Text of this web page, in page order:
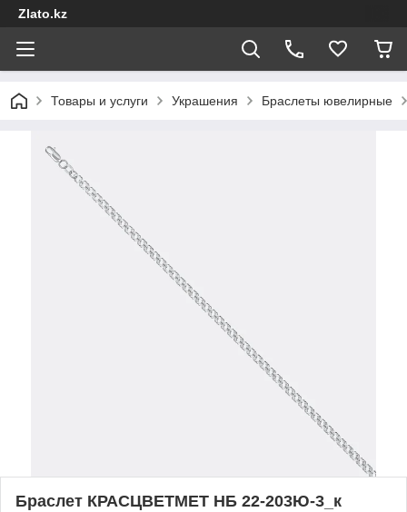
Zlato.kz
Товары и услуги Украшения Браслеты ювелирные
Браслет КРАСЦВЕТМЕТ НБ 22-203Ю-3_к